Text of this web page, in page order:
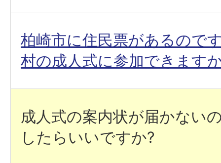
柏崎市に住民票があるので
村の成人式に参加できます
成人式の案内状が届かない
したらいいですか?